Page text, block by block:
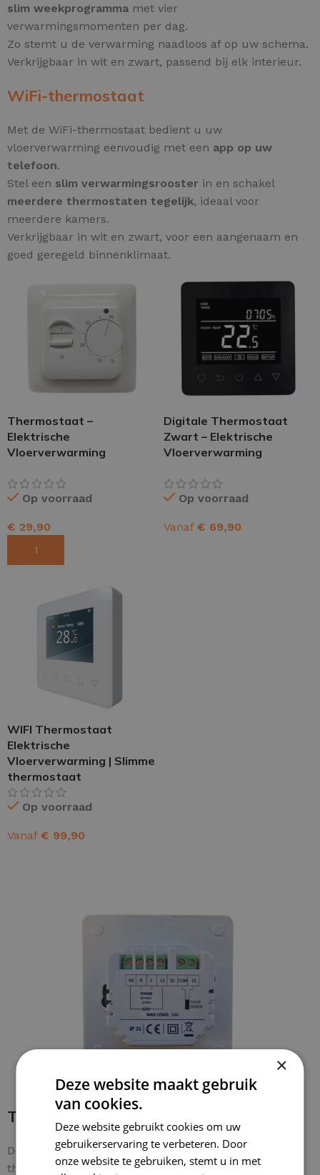
slim weekprogramma met vier
verwarmingsmomenten per dag.
Zo stemt u de verwarming naadloos af op uw schema.
Verkrijgbaar in wit en zwart, passend bij elk interieur.
WiFi-thermostaat
Met de WiFi-thermostaat bedient u uw
vloerverwarming eenvoudig met een app op uw
telefoon.
Stel een slim verwarmingsrooster in en schakel
meerdere thermostaten tegelijk, ideaal voor
meerdere kamers.
Verkrijgbaar in wit en zwart, voor een aangenaam en
goed geregeld binnenklimaat.
Thermostaat –
Elektrische
Vloerverwarming
Op voorraad
€ 29,90
Digitale Thermostaat
Zwart – Elektrische
Vloerverwarming
Op voorraad
Vanaf € 69,90
WIFI Thermostaat
Elektrische
Vloerverwarming | Slimme
thermostaat
Op voorraad
Vanaf € 99,90
Thermostaat bedraden
De bedrading is makkelijk te verbinden met de
thermostaat. Deveiligheidsdraadwordt rechtstreeks
×
Deze website maakt gebruik
van cookies.
Deze website gebruikt cookies om uw
gebruikerservaring te verbeteren. Door
onze website te gebruiken, stemt u in met